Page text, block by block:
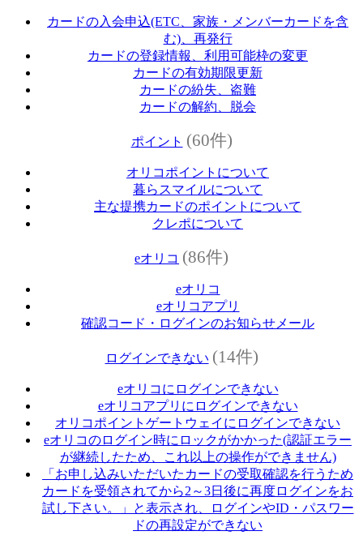
カードの入会申込(ETC、家族・メンバーカードを含
む)、再発行
カードの登録情報、利用可能枠の変更
カードの有効期限更新
カードの紛失、盗難
カードの解約、脱会
ポイント (60件)
オリコポイントについて
暮らスマイルについて
主な提携カードのポイントについて
クレポについて
eオリコ (86件)
eオリコ
eオリコアプリ
確認コード・ログインのお知らせメール
ログインできない (14件)
eオリコにログインできない
eオリコアプリにログインできない
オリコポイントゲートウェイにログインできない
eオリコのログイン時にロックがかかった(認証エラー
が継続したため、これ以上の操作ができません)
「お申し込みいただいたカードの受取確認を行うため
カードを受領されてから2～3日後に再度ログインをお
試し下さい。」と表示され、ログインやID・パスワー
ドの再設定ができない